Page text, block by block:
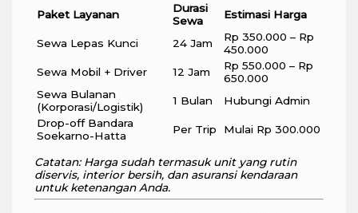
Paket Layanan
Durasi
Sewa
Estimasi Harga
Sewa Lepas Kunci 24 Jam
Rp 350.000 – Rp
450.000
Sewa Mobil + Driver
12 Jam
Rp 550.000 – Rp
650.000
Sewa Bulanan
(Korporasi/Logistik)
1 Bulan
Hubungi Admin
Drop-off Bandara
Soekarno-Hatta
Per Trip Mulai Rp 300.000
Catatan: Harga sudah termasuk unit yang rutin
diservis, interior bersih, dan asuransi kendaraan
untuk ketenangan Anda.